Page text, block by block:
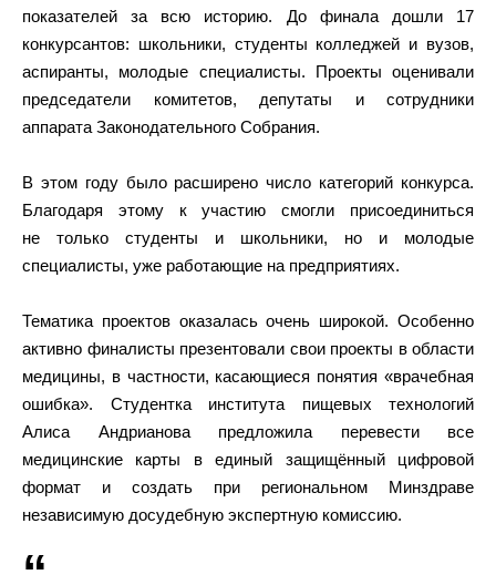
показателей за всю историю. До финала дошли 17
конкурсантов: школьники, студенты колледжей и вузов,
аспиранты, молодые специалисты. Проекты оценивали
председатели комитетов, депутаты и сотрудники
аппарата Законодательного Собрания.
В этом году было расширено число категорий конкурса.
Благодаря этому к участию смогли присоединиться
не только студенты и школьники, но и молодые
специалисты, уже работающие на предприятиях.
Тематика проектов оказалась очень широкой. Особенно
активно финалисты презентовали свои проекты в области
медицины, в частности, касающиеся понятия «врачебная
ошибка». Студентка института пищевых технологий
Алиса Андрианова предложила перевести все
медицинские карты в единый защищённый цифровой
формат и создать при региональном Минздраве
независимую досудебную экспертную комиссию.